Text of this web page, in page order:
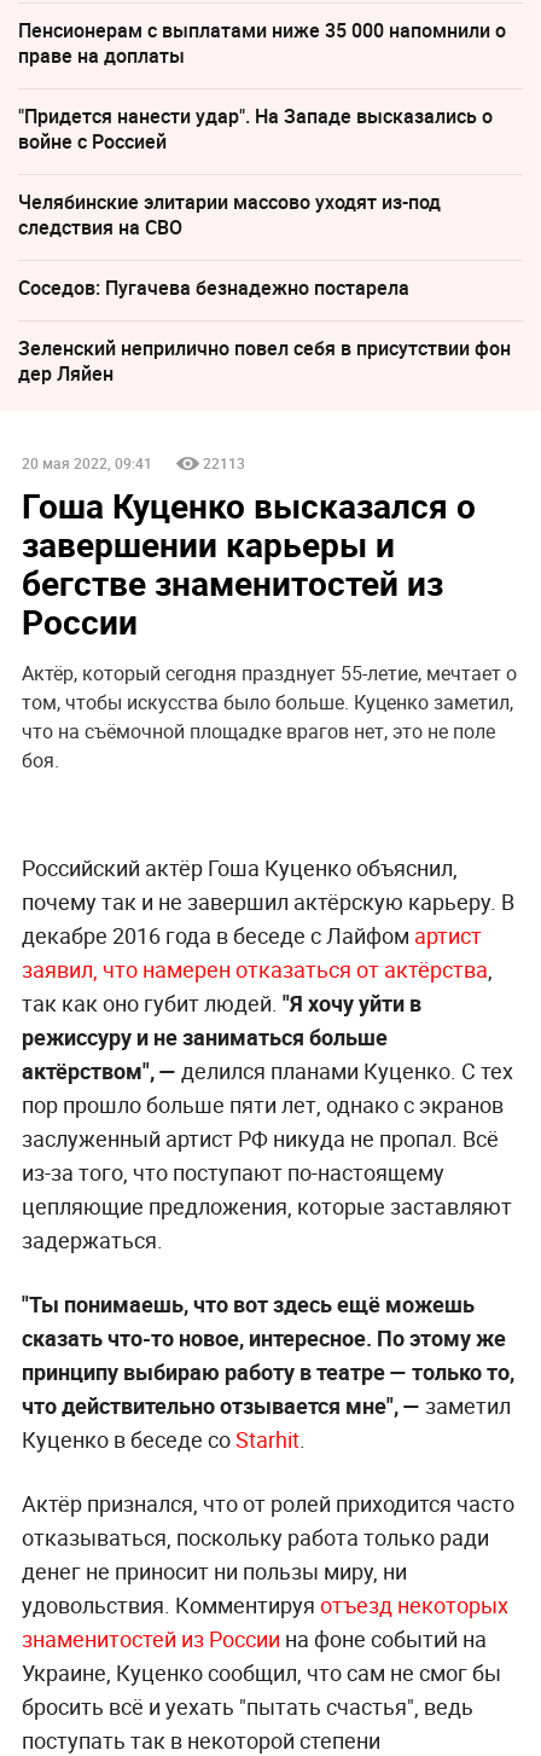
Пенсионерам с выплатами ниже 35 000 напомнили о
праве на доплаты
"Придется нанести удар". На Западе высказались о
войне с Россией
Челябинские элитарии массово уходят из-под
следствия на СВО
Соседов: Пугачева безнадежно постарела
Зеленский неприлично повел cебя в присутствии фон
дер Ляйен
20 мая 2022, 09:41 22113
Гоша Куценко высказался о
завершении карьеры и
бегстве знаменитостей из
России
Актёр, который сегодня празднует 55-летие, мечтает о
том, чтобы искусства было больше. Куценко заметил,
что на съёмочной площадке врагов нет, это не поле
боя.
Российский актёр Гоша Куценко объяснил,
почему так и не завершил актёрскую карьеру. В
декабре 2016 года в беседе с Лайфом артист
заявил, что намерен отказаться от актёрства,
так как оно губит людей. "Я хочу уйти в
режиссуру и не заниматься больше
актёрством", — делился планами Куценко. С тех
пор прошло больше пяти лет, однако с экранов
заслуженный артист РФ никуда не пропал. Всё
из-за того, что поступают по-настоящему
цепляющие предложения, которые заставляют
задержаться.
"Ты понимаешь, что вот здесь ещё можешь
сказать что-то новое, интересное. По этому же
принципу выбираю работу в театре — только то,
что действительно отзывается мне", — заметил
Куценко в беседе соStarhit.
Актёр признался, что от ролей приходится часто
отказываться, поскольку работа только ради
денег не приносит ни пользы миру, ни
удовольствия. Комментируя отъезд некоторых
знаменитостей из России на фоне событий на
Украине, Куценко сообщил, что сам не смог бы
бросить всё и уехать "пытать счастья", ведь
поступать так в некоторой степени